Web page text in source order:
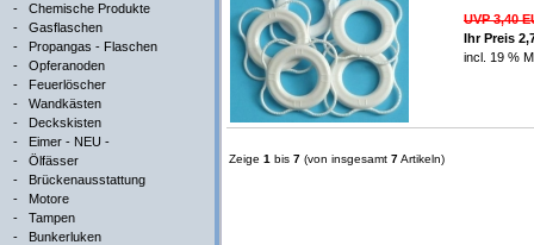
- Chemische Produkte
- Gasflaschen
- Propangas - Flaschen
- Opferanoden
- Feuerlöscher
- Wandkästen
- Deckskisten
- Eimer - NEU -
- Ölfässer
- Brückenausstattung
- Motore
- Tampen
- Bunkerluken
UVP 3,40
Ihr Preis
incl. 19 %
Zeige 1 bis 7 (von insgesamt 7Artikeln)